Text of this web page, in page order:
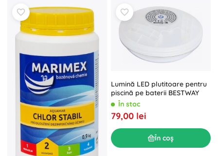
Lumină LED plutitoare pentru
piscină pe baterii BESTWAY
În stoc
79,00 lei
În coș